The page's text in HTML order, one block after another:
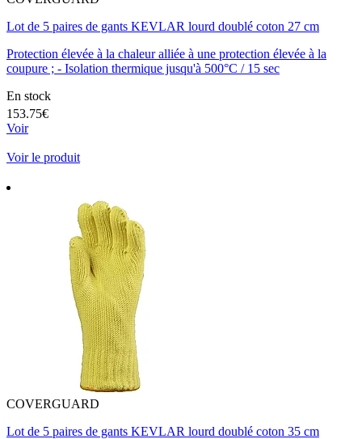
Lot de 5 paires de gants KEVLAR lourd doublé coton 27 cm
Protection élevée à la chaleur alliée à une protection élevée à la
coupure ; - Isolation thermique jusqu'à 500°C / 15 sec
En stock
153.75€
Voir
Voir le produit
COVERGUARD
Lot de 5 paires de gants KEVLAR lourd doublé coton 35 cm